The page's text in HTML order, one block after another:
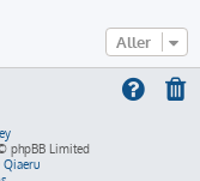
Aller
phpBB Limited
Qiaeru